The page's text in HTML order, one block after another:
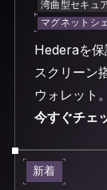
湾曲型セキュ
マグネットシ
Hederaを保
スクリーン
ウォレット。
今すぐチェ
新着